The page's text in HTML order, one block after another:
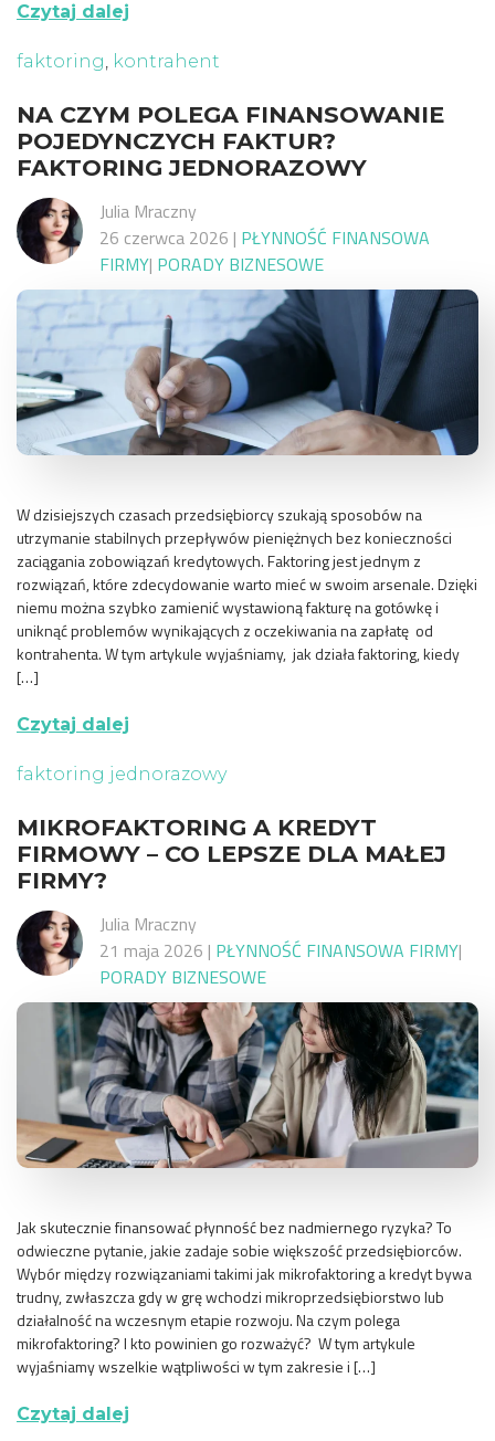
Czytaj dalej
faktoring, kontrahent
NA CZYM POLEGA FINANSOWANIE
POJEDYNCZYCH FAKTUR?
FAKTORING JEDNORAZOWY
Julia Mraczny
26 czerwca 2026 | PŁYNNOŚĆ FINANSOWA
FIRMY| PORADY BIZNESOWE
W dzisiejszych czasach przedsiębiorcy szukają sposobów na
utrzymanie stabilnych przepływów pieniężnych bez konieczności
zaciągania zobowiązań kredytowych. Faktoring jest jednym z
rozwiązań, które zdecydowanie warto mieć w swoim arsenale. Dzięki
niemu można szybko zamienić wystawioną fakturę na gotówkę i
uniknąć problemów wynikających z oczekiwania na zapłatę od
kontrahenta. W tym artykule wyjaśniamy, jak działa faktoring, kiedy
[…]
Czytaj dalej
faktoring jednorazowy
MIKROFAKTORING A KREDYT
FIRMOWY – CO LEPSZE DLA MAŁEJ
FIRMY?
Julia Mraczny
21 maja 2026 | PŁYNNOŚĆ FINANSOWA FIRMY|
PORADY BIZNESOWE
Jak skutecznie finansować płynność bez nadmiernego ryzyka? To
odwieczne pytanie, jakie zadaje sobie większość przedsiębiorców.
Wybór między rozwiązaniami takimi jak mikrofaktoring a kredyt bywa
trudny, zwłaszcza gdy w grę wchodzi mikroprzedsiębiorstwo lub
działalność na wczesnym etapie rozwoju. Na czym polega
mikrofaktoring? I kto powinien go rozważyć? W tym artykule
wyjaśniamy wszelkie wątpliwości w tym zakresie i […]
Czytaj dalej